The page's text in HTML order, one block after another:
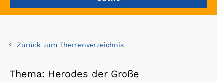
Zurück zum Themenverzeichnis
Thema: Herodes der Große